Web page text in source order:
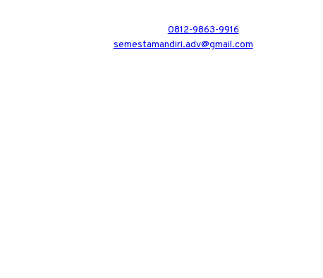
0812-9863-9916
semestamandiri.adv@gmail.com